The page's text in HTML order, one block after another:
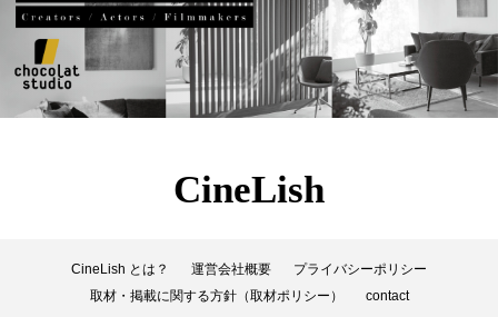
CineLish
CineLish とは？ 運営会社概要
プライバシーポリシー
取材・掲載に関する方針（取材ポリシー）
contact